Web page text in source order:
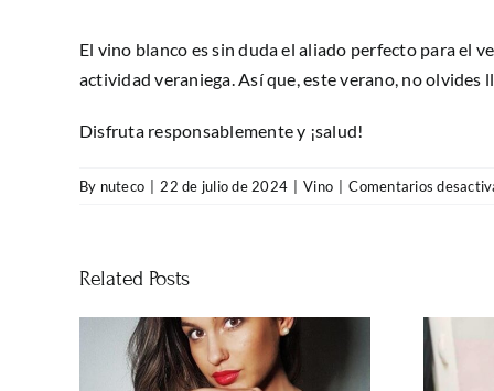
El vino blanco es sin duda el aliado perfecto para el
actividad veraniega. Así que, este verano, no
Disfruta responsablemente y ¡salud!
By nuteco 22 de julio de 2024 Vino Comentarios
Related Posts